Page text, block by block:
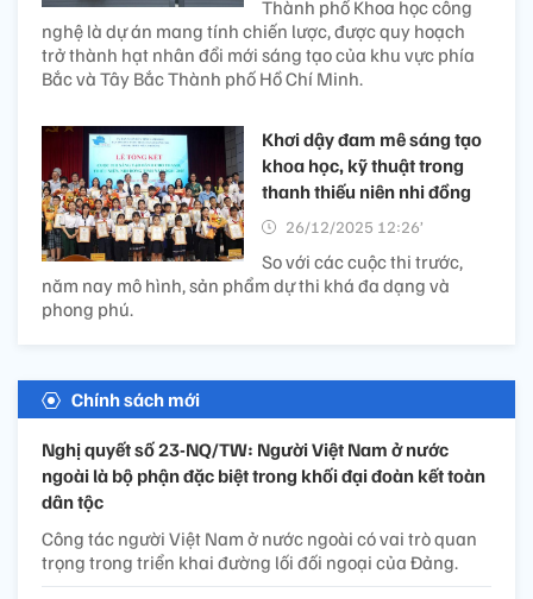
Thành phố Khoa học công
nghệ là dự án mang tính chiến lược, được quy hoạch
trở thành hạt nhân đổi mới sáng tạo của khu vực phía
Bắc và Tây Bắc Thành phố Hồ Chí Minh.
Khơi dậy đam mê sáng tạo
khoa học, kỹ thuật trong
thanh thiếu niên nhi đồng
26/12/2025 12:26’
So với các cuộc thi trước,
năm nay mô hình, sản phẩm dự thi khá đa dạng và
phong phú.
Chính sách mới
Nghị quyết số 23-NQ/TW: Người Việt Nam ở nước
ngoài là bộ phận đặc biệt trong khối đại đoàn kết toàn
dân tộc
Công tác người Việt Nam ở nước ngoài có vai trò quan
trọng trong triển khai đường lối đối ngoại của Đảng.